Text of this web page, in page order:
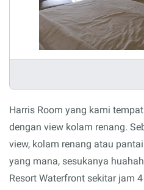
Harris Room yang kami
dengan view kolam renang.
view, kolam renang atau
yang mana, sesukanya
Resort Waterfront sekitar jam